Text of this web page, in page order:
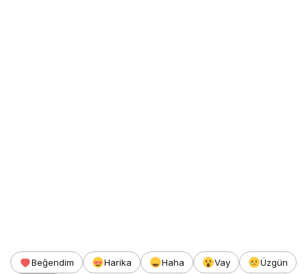
Beğendim Harika Haha Vay Üzgün